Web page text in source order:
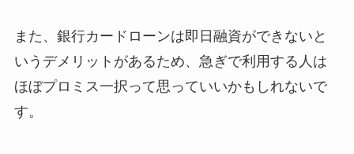
また、銀行カードローンは即日融資ができないと
いうデメリットがあるため、急ぎで利用する人は
ほぼプロミス一択って思っていいかもしれないで
す。